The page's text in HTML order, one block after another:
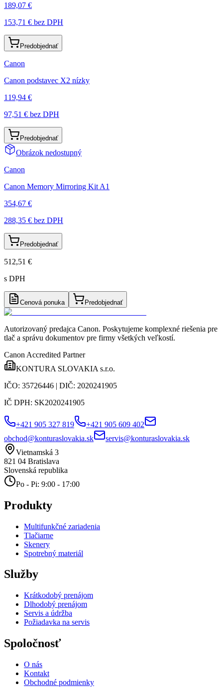
189,07 €
153,71 € bez DPH
Predobjednať
Canon
Canon podstavec X2 nízky
119,94 €
97,51 € bez DPH
Predobjednať
Obrázok nedostupný
Canon
Canon Memory Mirroring Kit A1
354,67 €
288,35 € bez DPH
Predobjednať
512,51 €
s DPH
Cenová ponuka Predobjednať
Autorizovaný predajca Canon. Poskytujeme komplexné riešenia pre
tlač a správu dokumentov pre firmy všetkých veľkostí.
Canon Accredited Partner
KONTURA SLOVAKIA s.r.o.
IČO: 35726446 | DIČ: 2020241905
IČ DPH: SK2020241905
+421 905 327 819
+421 905 609 402
obchod@konturaslovakia.sk
servis@konturaslovakia.sk
Vietnamská 3
821 04 Bratislava
Slovenská republika
Po - Pi: 9:00 - 17:00
Produkty
Multifunkčné zariadenia
Tlačiarne
Skenery
Spotrebný materiál
Služby
Krátkodobý prenájom
Dlhodobý prenájom
Servis a údržba
Požiadavka na servis
Spoločnosť
O nás
Kontakt
Obchodné podmienky